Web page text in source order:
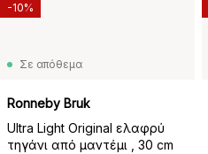
Σε απόθεμα
Ronneby Bruk
Ultra Light Original ελαφρύ
τηγάνι από μαντέμι , 30 cm
-10%